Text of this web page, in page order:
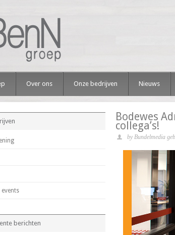
Over ons Onze bedrijven Nieuws
Bodewes
collega’s!
by Bundelmedia
berichten